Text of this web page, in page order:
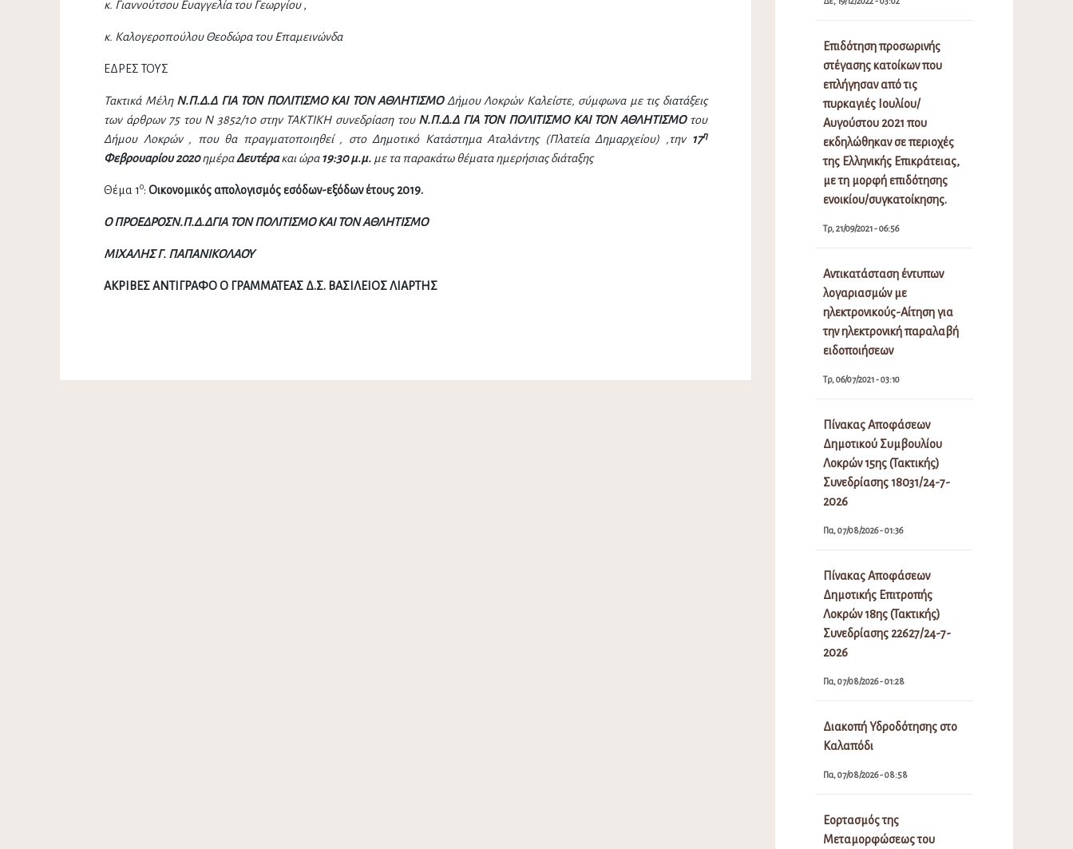
κ. Γιαννούτσου Ευαγγελία του Γεωργίου,
κ. Καλογεροπούλου Θεοδώρα του Επαμεινώνδα
ΕΔΡΕΣ ΤΟΥΣ
Τακτικά Μέλη Ν.Π.Δ.Δ ΓΙΑ ΤΟΝ ΠΟΛΙΤΙΣΜΟ ΚΑΙ ΤΟΝ ΑΘΛΗΤΙΣΜΟΔήμου ΛοκρώνΚαλείστε, σύμφωνα με τις διατάξεις
των άρθρων 75 του Ν 3852/10 στην ΤΑΚΤΙΚΗ συνεδρίαση του Ν.Π.Δ.Δ ΓΙΑ ΤΟΝ ΠΟΛΙΤΙΣΜΟ ΚΑΙ ΤΟΝ ΑΘΛΗΤΙΣΜΟτου
Δήμου Λοκρών , που θα πραγματοποιηθεί , στο Δημοτικό Κατάστημα Αταλάντης (Πλατεία Δημαρχείου) ,την17η
Φεβρουαρίου 2020ημέραΔευτέρακαι ώρα19:30 μ.μ. με τα παρακάτω θέματα ημερήσιας διάταξης
Θέμα 1ο: Οικονομικός απολογισμός εσόδων-εξόδων έτους 2019.
Ο ΠΡΟΕΔΡΟΣΝ.Π.Δ.ΔΓΙΑ ΤΟΝ ΠΟΛΙΤΙΣΜΟ ΚΑΙ ΤΟΝ ΑΘΛΗΤΙΣΜΟ
ΜΙΧΑΛΗΣ Γ. ΠΑΠΑΝΙΚΟΛΑΟΥ
ΑΚΡΙΒΕΣ ΑΝΤΙΓΡΑΦΟ Ο ΓΡΑΜΜΑΤΕΑΣ Δ.Σ. ΒΑΣΙΛΕΙΟΣ ΛΙΑΡΤΗΣ
Επιδότηση προσωρινής
στέγασης κατοίκων που
επλήγησαν από τις
πυρκαγιές Ιουλίου/
Αυγούστου 2021 που
εκδηλώθηκαν σε περιοχές
της Ελληνικής Επικράτειας,
με τη μορφή επιδότησης
ενοικίου/συγκατοίκησης.
Τρ, 21/09/2021 - 06:56
Αντικατάσταση έντυπων
λογαριασμών με
ηλεκτρονικούς-Αίτηση για
την ηλεκτρονική παραλαβή
ειδοποιήσεων
Τρ, 06/07/2021 - 03:10
Πίνακας Αποφάσεων
Δημοτικού Συμβουλίου
Λοκρών 15ης (Τακτικής)
Συνεδρίασης 18031/24-7-
2026
Πα, 07/08/2026 - 01:36
Πίνακας Αποφάσεων
Δημοτικής Επιτροπής
Λοκρών 18ης (Τακτικής)
Συνεδρίασης 22627/24-7-
2026
Πα, 07/08/2026 - 01:28
Διακοπή Υδροδότησης στο
Καλαπόδι
Πα, 07/08/2026 - 08:58
Εορτασμός της
Μεταμορφώσεως του